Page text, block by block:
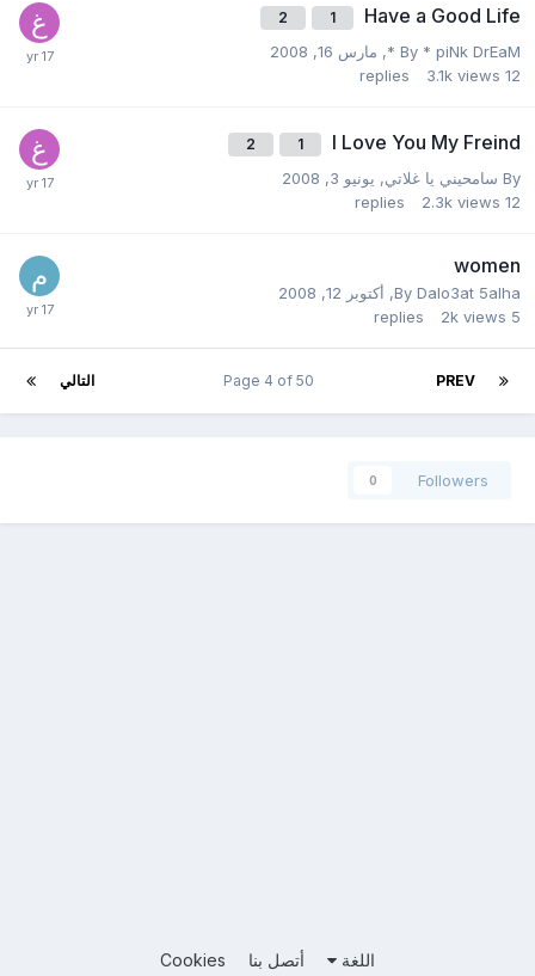
Have a Good Life
1
2
By * piNk DrEaM *
, مارس 16, 2008
12
replies 3.1k views
I Love You My Freind
1
2
By سامحيني يا غلاتي, يونيو 3, 2008
12
replies 2.3k views
women
By Dalo3at 5alha
, أكتوبر 12, 2008
5
replies 2k views
PREV التالي Page 4 of 50
Followers
0
اللغة أتصل بنا Cookies